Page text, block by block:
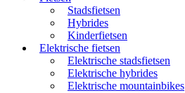
Stadsfietsen
Hybrides
Kinderfietsen
Elektrische fietsen
Elektrische stadsfietsen
Elektrische hybrides
Elektrische mountainbikes